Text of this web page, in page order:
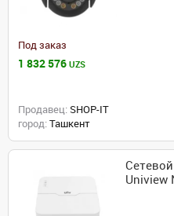
Под заказ
1 832 576 UZS
Продавец: SHOP-IT
город: Ташкент
Uniview